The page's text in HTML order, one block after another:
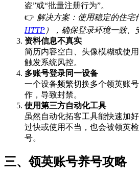
盗”或“批量注册行为”。
👉 解决方案：使用稳定的住宅
HTTP ），确保登录环境一致、
资料信息不真实
简历内容空白、头像模糊或使
触发系统风控。
多账号登录同一设备
一个设备频繁切换多个领英账
作，导致封禁。
使用第三方自动化工具
虽然自动化拓客工具能快速加
过快或使用不当，也会被领英
号。
三、领英账号养号攻略